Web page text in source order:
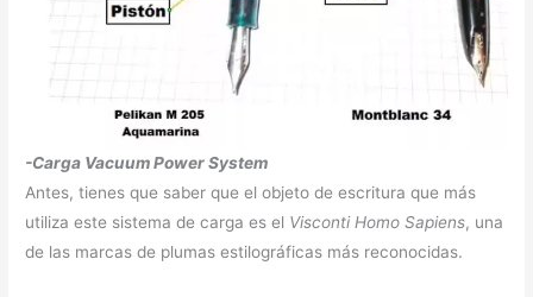
-Carga Vacuum Power System
Antes, tienes que saber que el objeto de escritura que más
utiliza este sistema de carga es el Visconti Homo Sapiens, una
de las marcas de plumas estilográficas más reconocidas.